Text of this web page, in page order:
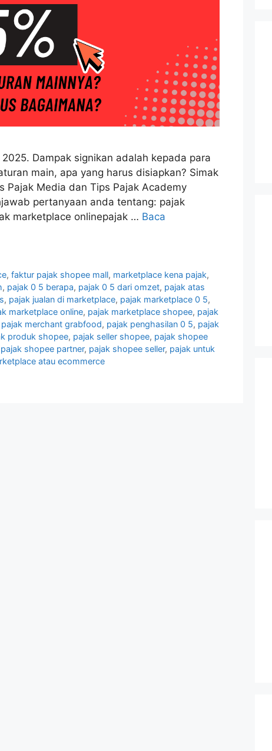
Dampak signikan adalah kepada para
main, apa yang harus disiapkan? Simak
Pajak Media dan Tips Pajak Academy
pertanyaan anda tentang: pajak
marketplace onlinepajak … Baca
,faktur pajak shopee mall, marketplace kena pajak,
, pajak 0 5 berapa, pajak 0 5 dari omzet, pajak atas
, pajak jualan di marketplace, pajak marketplace 0 5,
marketplace online, pajak marketplace shopee, pajak
pajak merchant grabfood, pajak penghasilan 0 5, pajak
produk shopee, pajak seller shopee, pajak shopee
pajak shopee partner, pajak shopee seller, pajak untuk
atau ecommerce